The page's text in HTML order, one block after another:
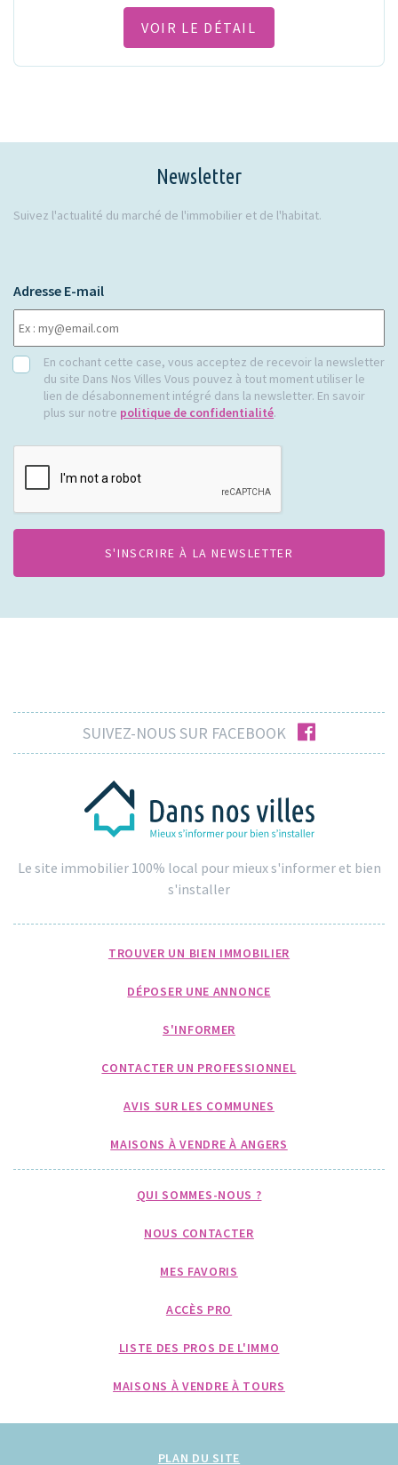
VOIR LE DÉTAIL
Newsletter
Suivez l'actualité du marché de l'immobilier et de l'habitat.
Adresse E-mail
RGPDEn cochant cette case, vous acceptez de recevoir la newsletter
du site Dans Nos Villes Vous pouvez à tout moment utiliser le
lien de désabonnement intégré dans la newsletter. En savoir
plus sur notre politique de confidentialité.
CAPTCHA
SUIVEZ-NOUS SUR FACEBOOK facebook
Le site immobilier 100% local pour mieux s'informer et bien
s'installer
TROUVER UN BIEN IMMOBILIER
DÉPOSER UNE ANNONCE
S'INFORMER
CONTACTER UN PROFESSIONNEL
AVIS SUR LES COMMUNES
MAISONS À VENDRE À ANGERS
QUI SOMMES-NOUS ?
NOUS CONTACTER
MES FAVORIS
ACCÈS PRO
LISTE DES PROS DE L'IMMO
MAISONS À VENDRE À TOURS
PLAN DU SITE